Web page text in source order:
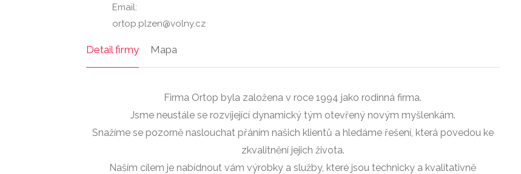
Email:
ortop.plzen@volny.cz
Detail firmy Mapa
Firma Ortop byla založena v roce 1994 jako rodinná firma.
Jsme neustále se rozvíjející dynamický tým otevřený novým myšlenkám.
Snažíme se pozorně naslouchat přáním našich klientů a hledáme řešení, která povedou ke
zkvalitnění jejich života.
Naším cílem je nabídnout vám výrobky a služby, které jsou technicky a kvalitativně